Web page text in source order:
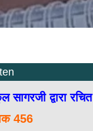
सागरजी द्वारा रचित
456